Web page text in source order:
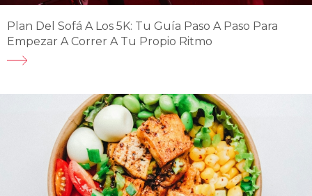
Plan Del Sofá A Los 5K: Tu Guía Paso A Paso Para
Empezar A Correr A Tu Propio Ritmo